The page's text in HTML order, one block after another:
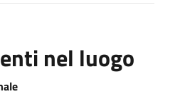
nel luogo